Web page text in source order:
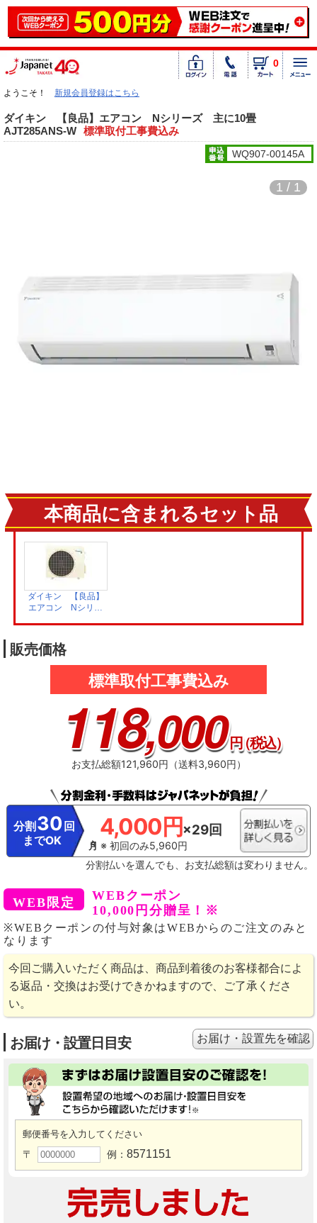
0
ようこそ！ 新規会員登録はこちら
ダイキン 【良品】エアコン Nシリーズ 主に10畳
AJT285ANS-W 標準取付工事費込み
WQ907-00145A
1 / 1
本商品に含まれるセット品
ダイキン 【良品】
エアコン Nシリー
販売価格
標準取付工事費込み
118,000円（税込）
お支払総額121,960円（送料3,960円）
分割 30 回
までOK
4,000円×29回
※ 初回のみ5,960円
分割払いを選んでも、お支払総額は変わりません。
WEBクーポン
10,000円分贈呈！※
※WEBクーポンの付与対象はWEBからのご注文のみと
なります
今回ご購入いただく商品は、商品到着後のお客様都合によ
る返品・交換はお受けできかねますので、ご了承くださ
い。
お届け・設置日目安
郵便番号を入力してください
〒 例： 8571151
お届け・設置先を確認